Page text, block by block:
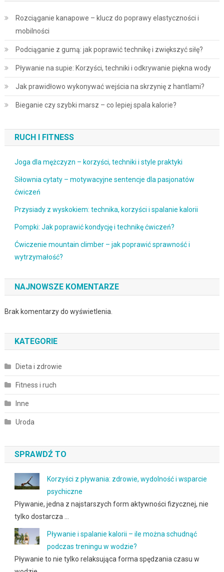
Rozciąganie kanapowe – klucz do poprawy elastyczności i
mobilności
Podciąganie z gumą: jak poprawić technikę i zwiększyć siłę?
Pływanie na supie: Korzyści, techniki i odkrywanie piękna wody
Jak prawidłowo wykonywać wejścia na skrzynię z hantlami?
Bieganie czy szybki marsz – co lepiej spala kalorie?
RUCH I FITNESS
Joga dla mężczyzn – korzyści, techniki i style praktyki
Siłownia cytaty – motywacyjne sentencje dla pasjonatów
ćwiczeń
Przysiady z wyskokiem: technika, korzyści i spalanie kalorii
Pompki: Jak poprawić kondycję i technikę ćwiczeń?
Ćwiczenie mountain climber – jak poprawić sprawność i
wytrzymałość?
NAJNOWSZE KOMENTARZE
Brak komentarzy do wyświetlenia.
KATEGORIE
Dieta i zdrowie
Fitness i ruch
Inne
Uroda
SPRAWDŹ TO
Korzyści z pływania: zdrowie, wydolność i wsparcie
psychiczne
Pływanie, jedna z najstarszych form aktywności fizycznej, nie
tylko dostarcza …
Pływanie i spalanie kalorii – ile można schudnąć
podczas treningu w wodzie?
Pływanie to nie tylko relaksująca forma spędzania czasu w